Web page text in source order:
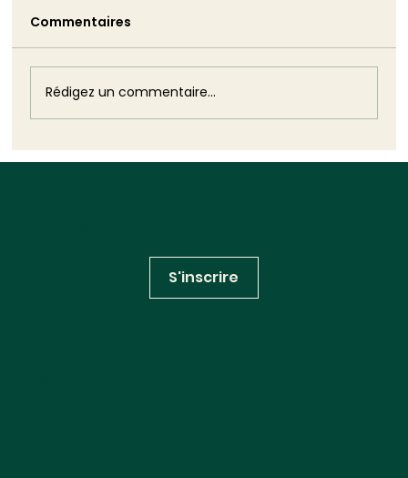
l’aurait été son silence
Monique Barbut a annoncé sa démission.
Puis elle est restée. Cette volte-face est
plus dommageable que n'aurait pu l'être
son silence : elle révèle, dans toute sa
brutalité, l'impuissance structurelle
Commentaires
Rédigez un commentaire...
S'inscrire